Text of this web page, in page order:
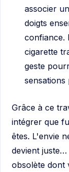
associer
doigts
confiance.
cigarette
geste
sensations
Grâce à ce
intégrer que
êtes. L'envie
devient juste…
obsolète dont